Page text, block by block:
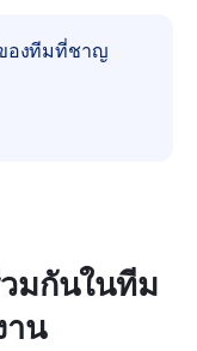
องทีมที่ชาญ
มกันในทีม
น